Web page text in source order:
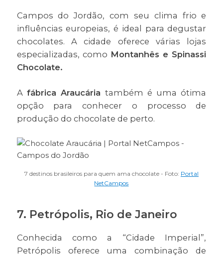
Campos do Jordão, com seu clima frio e
influências europeias, é ideal para degustar
chocolates. A cidade oferece várias lojas
especializadas, como Montanhês e Spinassi
Chocolate.
A fábrica Araucária também é uma ótima
opção para conhecer o processo de
produção do chocolate de perto.
7 destinos brasileiros para quem ama chocolate - Foto: Portal
NetCampos
7. Petrópolis, Rio de Janeiro
Conhecida como a “Cidade Imperial”,
Petrópolis oferece uma combinação de